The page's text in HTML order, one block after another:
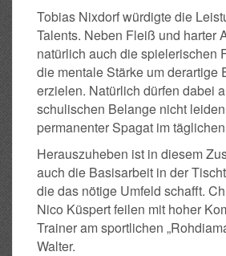
Tobias Nixdorf würdigte die
Talents. Neben Fleiß und harter
natürlich auch die spielerischen
die mentale Stärke um derartige
erzielen. Natürlich dürfen dabei
schulischen Belange nicht
permanenter Spagat im
Herauszuheben ist in diesem
auch die Basisarbeit in der
die das nötige Umfeld schafft.
Nico Küspert feilen mit hoher
Trainer am sportlichen
Walter.